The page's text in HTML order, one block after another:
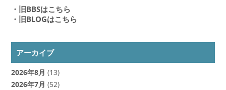
・旧BBSはこちら
・旧BLOGはこちら
アーカイブ
2026年8月 (13)
2026年7月 (52)